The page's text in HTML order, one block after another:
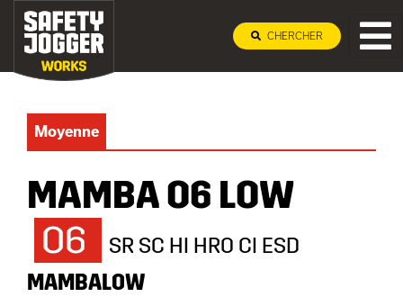
CHERCHER
Moyenne
MAMBA O6 LOW
O6
SR SC HI HRO CI ESD
MAMBALOW